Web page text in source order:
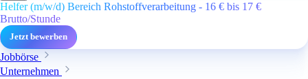
Helfer (m/w/d) Bereich Rohstoffverarbeitung - 16 € bis 17 €
Brutto/Stunde
Jetzt bewerben
Jobbörse
Unternehmen